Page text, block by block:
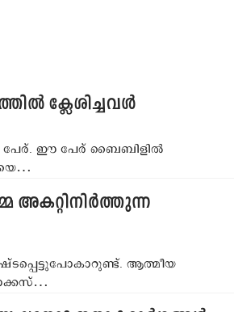
ക്ലേശിച്ചവള്‍
പേര്. ഈ പേര് ബൈബിളില്‍
ആത്മീയ